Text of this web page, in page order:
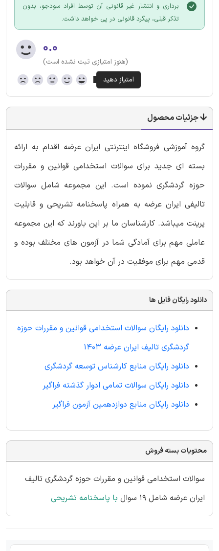
برداری و انتشار غیر قانونی آن توسط افراد سودجو، بدون
تذکر قبلی، پیگرد قانونی در پی خواهد داشت.
۰.۰
(هنوز امتیازی ثبت نشده است)
جزئیات محصول
گروه آموزشی فروشگاه اینترنتی ایران عرضه اقدام به ارائه
بسته ای جدید برای سوالات استخدامی قوانین و مقررات
حوزه گردشگری نموده است. این مجموعه شامل سوالات
تالیفی ایران عرضه به همراه پاسخنامه تشریحی و قابلیت
پرینت میباشد. کارشناسان ما بر این باورند که این مجموعه
عاملی مهم برای آمادگی شما در آزمون های مختلف بوده و
قدمی مهم برای موفقیت در آن خواهد بود.
دانلود رایگان فایل ها
دانلود رایگان سوالات استخدامی قوانین و مقررات حوزه
گردشگری تالیف ایران عرضه 1403
دانلود رایگان منابع کارشناس توسعه گردشگری
دانلود رایگان سوالات تمامی ادوار گذشته فراگیر
دانلود رایگان منابع دوازدهمین آزمون فراگیر
محتویات بسته فروش
سوالات استخدامی قوانین و مقررات حوزه گردشگری تالیف
ایران عرضه شامل 19 سوال
با پاسخنامه تشریحی